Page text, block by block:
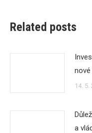
Related posts
14. 5.
a